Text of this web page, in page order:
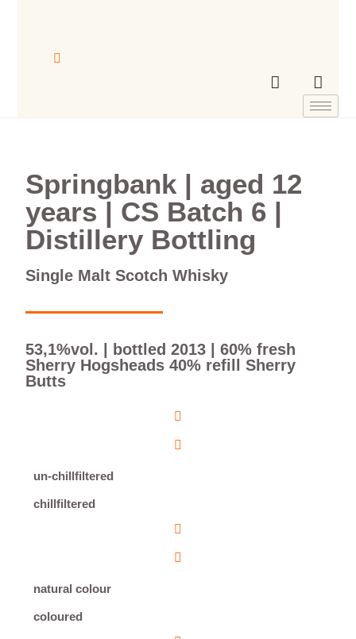
Springbank | aged 12
years | CS Batch 6 |
Distillery Bottling
Single Malt Scotch Whisky
53,1%vol. | bottled 2013 | 60% fresh
Sherry Hogsheads 40% refill Sherry
Butts
un-chillfiltered
chillfiltered
natural colour
coloured